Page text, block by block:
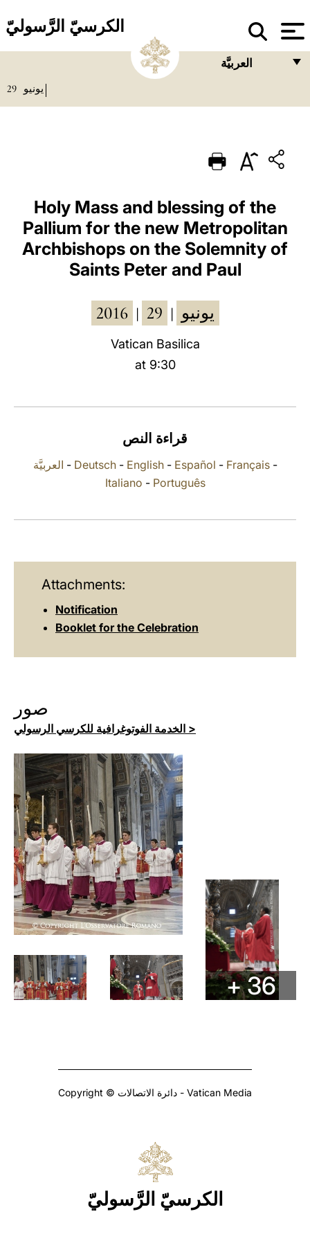
الكرسيّ الرَّسوليّ
العربيَّة
PORTUGUÊS
ESPAÑOL
DEUTSCH
POLSKI
العربيّة
يونيو 29
Holy Mass and blessing of the
Pallium for the new Metropolitan
Archbishops on the Solemnity of
Saints Peter and Paul
2016 يونيو 29
Vatican Basilica
at 9:30
قراءة النص
العربيَّة - Deutsch- English- Español - Français-
Italiano - Português
Attachments:
Notification
Booklet for the Celebration
صور
الخدمة الفوتوغرافية للكرسي الرسولي >
+ 36
Copyright © دائرة الاتصالات - Vatican Media
الكرسيّ الرَّسوليّ